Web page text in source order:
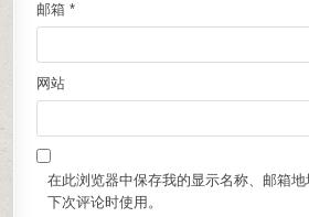
邮箱*
网站
在此浏览器中保存我的显示名称、邮箱
下次评论时使用。